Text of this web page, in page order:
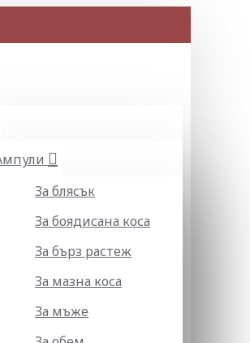
За блясък
За боядисана коса
За бърз растеж
За мазна коса
За мъже